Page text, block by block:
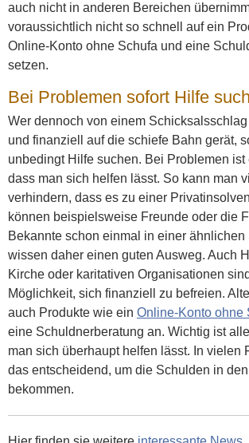
auch nicht in anderen Bereichen
voraussichtlich nicht so schnell auf ein
Online-Konto ohne Schufa und eine
setzen.
Bei Problemen sofort Hilfe
Wer dennoch von einem
und finanziell auf die schiefe Bahn gerät,
unbedingt Hilfe suchen. Bei Problemen ist
dass man sich helfen lässt. So kann man
verhindern, dass es zu einer
können beispielsweise Freunde oder die
Bekannte schon einmal in einer ähnlichen
wissen daher einen guten Ausweg. Auch
Kirche oder karitativen Organisationen
Möglichkeit, sich finanziell zu befreien.
auch Produkte wie ein Online-Konto ohne
eine Schuldnerberatung an. Wichtig ist
man sich überhaupt helfen lässt. In vielen
das entscheidend, um die Schulden in
bekommen.